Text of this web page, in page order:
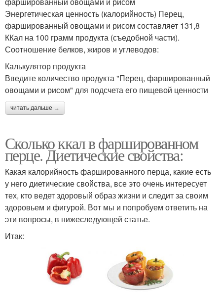
Энергетическая ценность (калорийность) Перец,
фаршированный овощами и рисом составляет 131,8
ККал на 100 грамм продукта (съедобной части).
Соотношение белков, жиров и углеводов:
Калькулятор продукта
Введите количество продукта "Перец, фаршированный
овощами и рисом" для подсчета его пищевой ценности
читать дальше →
Сколько ккал в фаршированном
перце. Диетические свойства:
Какая калорийность фаршированного перца, какие есть
у него диетические свойства, все это очень интересует
тех, кто ведет здоровый образ жизни и следит за своим
здоровьем и фигурой. Вот мы и попробуем ответить на
эти вопросы, в нижеследующей статье.
Итак: